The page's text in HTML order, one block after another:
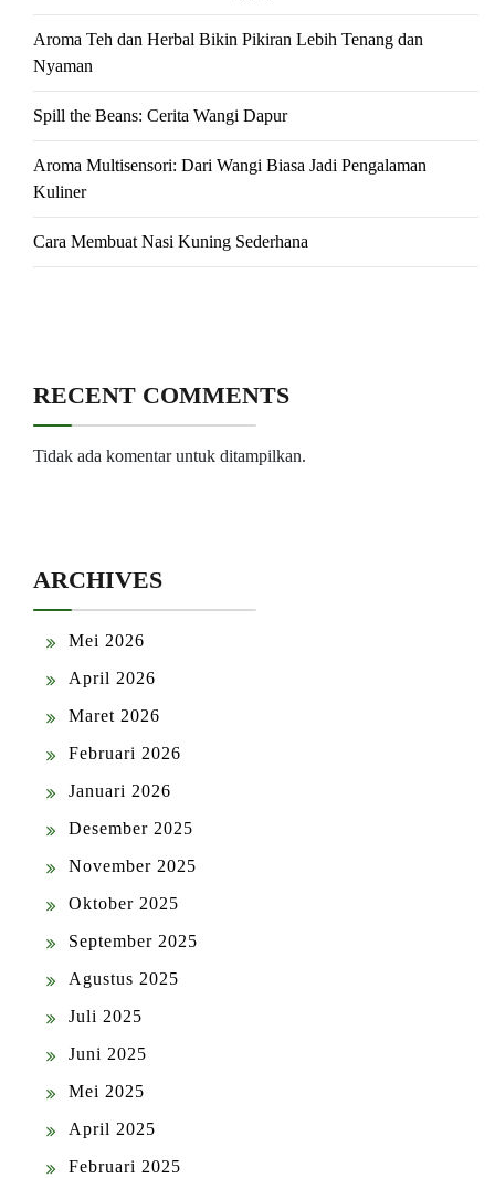
Aroma Teh dan Herbal Bikin Pikiran Lebih Tenang dan
Nyaman
Spill the Beans: Cerita Wangi Dapur
Aroma Multisensori: Dari Wangi Biasa Jadi Pengalaman
Kuliner
Cara Membuat Nasi Kuning Sederhana
RECENT COMMENTS
Tidak ada komentar untuk ditampilkan.
ARCHIVES
Mei 2026
April 2026
Maret 2026
Februari 2026
Januari 2026
Desember 2025
November 2025
Oktober 2025
September 2025
Agustus 2025
Juli 2025
Juni 2025
Mei 2025
April 2025
Februari 2025